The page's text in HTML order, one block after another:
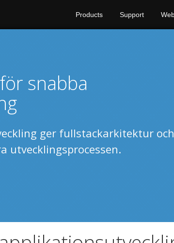
Products Support
snabba
ger fullstackarkitektur
utvecklingsprocessen.